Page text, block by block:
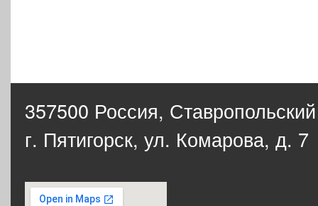
357500 Россия,
г. Пятигорск, ул. Комарова, д. 7